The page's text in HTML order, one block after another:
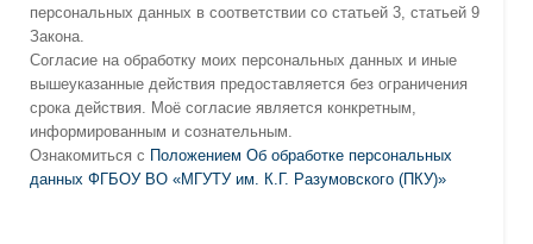
персональных данных в соответствии со статьей 3, статьей 9
Закона.
Согласие на обработку моих персональных данных и иные
вышеуказанные действия предоставляется без ограничения
срока действия. Моё согласие является конкретным,
информированным и сознательным.
Ознакомиться с Положением Об обработке персональных
данных ФГБОУ ВО «МГУТУ им. К.Г. Разумовского (ПКУ)»